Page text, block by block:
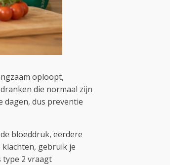
oploopt,
die normaal zijn
dagen, dus preventie
bloeddruk, eerdere
gebruik je
type 2 vraagt